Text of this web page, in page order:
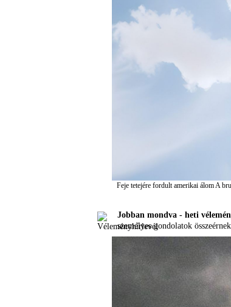
Feje tetejére fordult amerikai álom A
Jobban mondva - heti
személyes gondolatok